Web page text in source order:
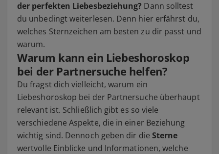
der perfekten Liebesbeziehung? Dann solltest
du unbedingt weiterlesen. Denn hier erfährst du,
welches Sternzeichen am besten zu dir passt und
warum.
Warum kann ein Liebeshoroskop
bei der Partnersuche helfen?
Du fragst dich vielleicht, warum ein
Liebeshoroskop bei der Partnersuche überhaupt
relevant ist. Schließlich gibt es so viele
verschiedene Aspekte, die in einer Beziehung
wichtig sind. Dennoch geben dir die Sterne
wertvolle Einblicke und Informationen, welche